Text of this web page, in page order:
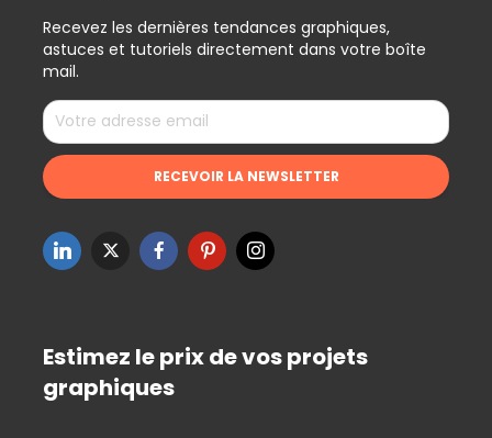
Recevez les dernières tendances graphiques,
astuces et tutoriels directement dans votre boîte
mail.
Estimez le prix de vos projets
graphiques